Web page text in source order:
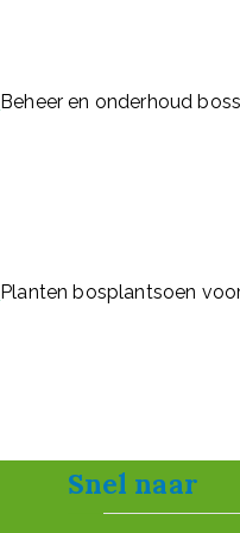
Beheer en onderhoud
Planten bosplantsoen
Snel naar